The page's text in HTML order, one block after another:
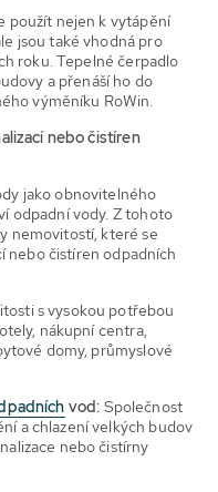
použít nejen k vytápění
jsou také vhodná pro
roku. Tepelné čerpadlo
a přenáší ho do
výměníku RoWin.
nebo čistíren
jako obnovitelného
odpadní vody. Z tohoto
nemovitostí, které se
nebo čistíren odpadních
s vysokou potřebou
nákupní centra,
domy, průmyslové
vod: Společnost
a chlazení velkých budov
nebo čistírny